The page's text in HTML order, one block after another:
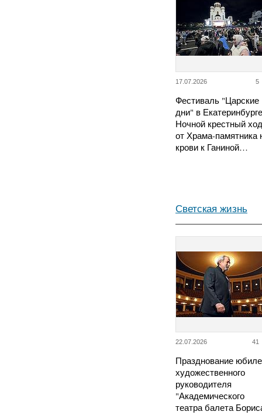
17.07.2026 5
Фестиваль "Царские
дни" в
Ночной крестный ход
от Храма-памятника
крови к Ганиной…
Светская жизнь
22.07.2026 41
Празднование
художественного
руководителя
"Академического
театра балета